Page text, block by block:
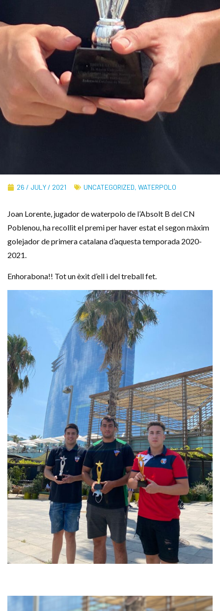
26 / JULY / 2021 UNCATEGORIZED, WATERPOLO
Joan Lorente, jugador de waterpolo de l’Absolt B del CN
Poblenou, ha recollit el premi per haver estat el segon màxim
golejador de primera catalana d’aquesta temporada 2020-
2021.
Enhorabona!! Tot un èxit d’ell i del treball fet.